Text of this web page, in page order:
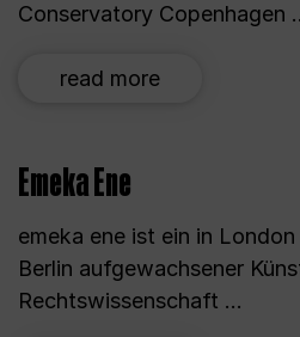
Conservatory Copenhagen
read more
Emeka Ene
emeka ene ist ein in
Berlin aufgewachsener
Rechtswissenschaft ...